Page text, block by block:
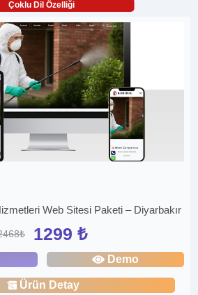
Çoklu Dil Özelliği
Web Sitesi Paketi – Diyarbakır
1299 ₺
Demo
Ürün Detay